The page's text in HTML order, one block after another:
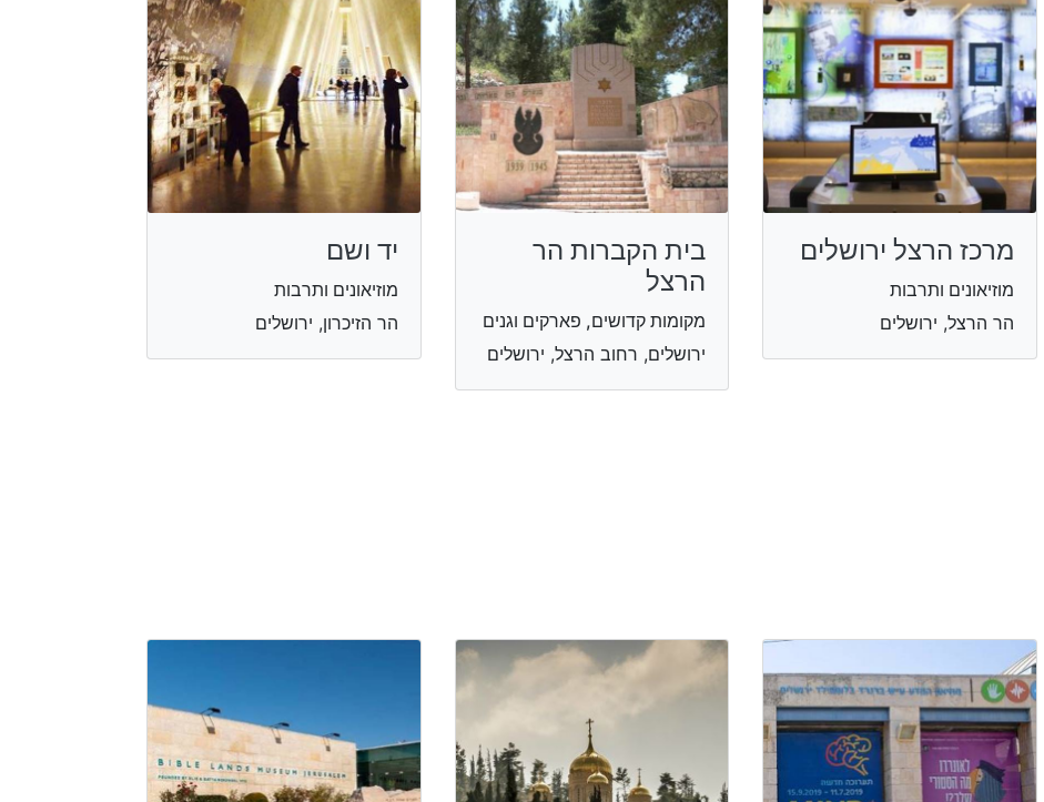
מרכז הרצל ירושלים
מוזיאונים ותרבות
הר הרצל, ירושלים
בית הקברות הר
הרצל
מקומות קדושים, פארקים וגנים
ירושלים, רחוב הרצל, ירושלים
יד ושם
מוזיאונים ותרבות
הר הזיכרון, ירושלים